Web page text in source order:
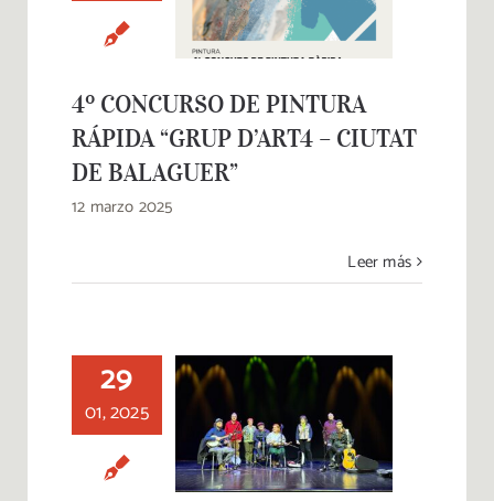
“GRUP D’ART4 –
CIUTAT DE
4º CONCURSO DE PINTURA
RÁPIDA “GRUP D’ART4 – CIUTAT
DE BALAGUER”
12 marzo 2025
Leer más
29
01, 2025
Concierto Bum
Ditthree